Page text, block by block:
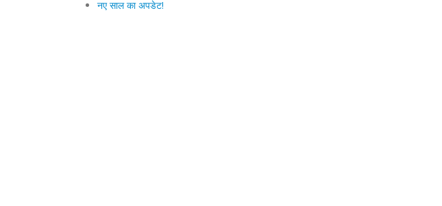
नए साल का अपडेट!